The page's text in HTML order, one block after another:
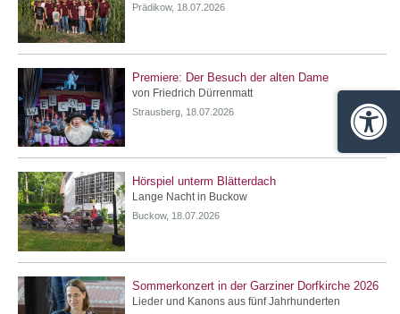
Prädikow, 18.07.2026
Premiere: Der Besuch der alten Dame
von Friedrich Dürrenmatt
Strausberg, 18.07.2026
Hörspiel unterm Blätterdach
Lange Nacht in Buckow
Buckow, 18.07.2026
Sommerkonzert in der Garziner Dorfkirche 2026
Lieder und Kanons aus fünf Jahrhunderten